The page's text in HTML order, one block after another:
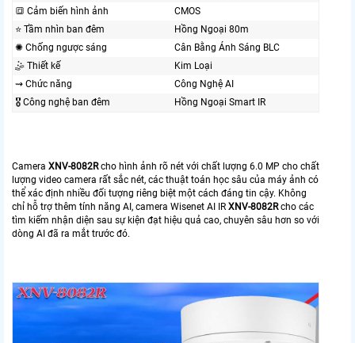
🔳 Cảm biến hình ảnh
CMOS
⭐ Tầm nhìn ban đêm
Hồng Ngoại 80m
✺ Chống ngược sáng
Cân Bằng Ánh Sáng BLC
🤹 Thiết kế
Kim Loại
⇝ Chức năng
Công Nghệ AI
🎖️ Công nghệ ban đêm
Hồng Ngoại Smart IR
Camera XNV-8082Rcho hình ảnh rõ nét với chất lượng 6.0 MP cho chất
lượng video camera rất sắc nét, các thuật toán học sâu của máy ảnh có
thể xác định nhiều đối tượng riêng biệt một cách đáng tin cậy. Không
chỉ hỗ trợ thêm tính năng AI, camera Wisenet AI IR XNV-8082Rcho các
tìm kiếm nhận diện sau sự kiện đạt hiệu quả cao, chuyên sâu hơn so với
dòng AI đã ra mắt trước đó.